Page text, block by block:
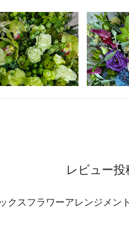
レビュー投
クスフラワーアレンジメン